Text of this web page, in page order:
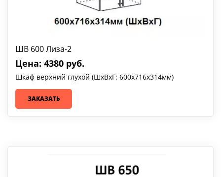
ШВ 600 Лиза-2
Цена: 4380 руб.
Шкаф верхний глухой (ШхВхГ: 600х716х314мм)
ЗАКАЗАТЬ